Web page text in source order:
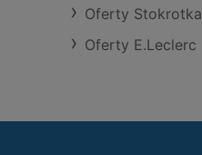
Oferty Stokrotka
Oferty E.Leclerc